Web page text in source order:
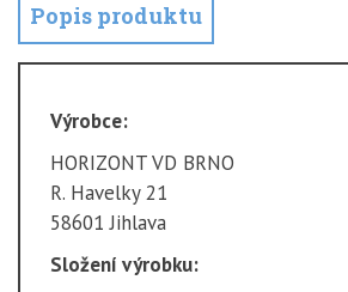
Popis produktu
Výrobce:
HORIZONT VD BRNO
R. Havelky 21
58601 Jihlava
Složení výrobku: